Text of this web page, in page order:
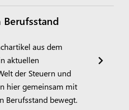
Berufsstand
aus dem
aktuellen
der Steuern und
hier gemeinsam mit
Berufsstand bewegt.